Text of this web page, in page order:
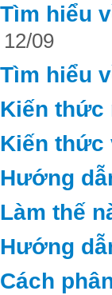
Tìm hiểu
12/09
Tìm hiểu
Kiến thức
Kiến thức
Hướng
Làm thế
Hướng
Cách